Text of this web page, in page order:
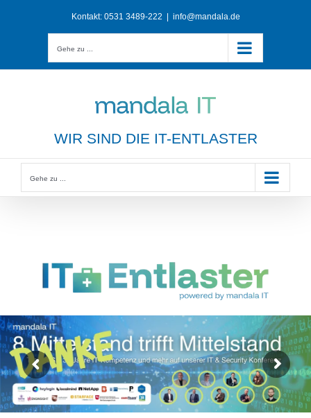
Kontakt: 0531 3489-222 info@mandala.de
Gehe zu ...
WIR SIND DIE IT-ENTLASTER
Gehe zu ...